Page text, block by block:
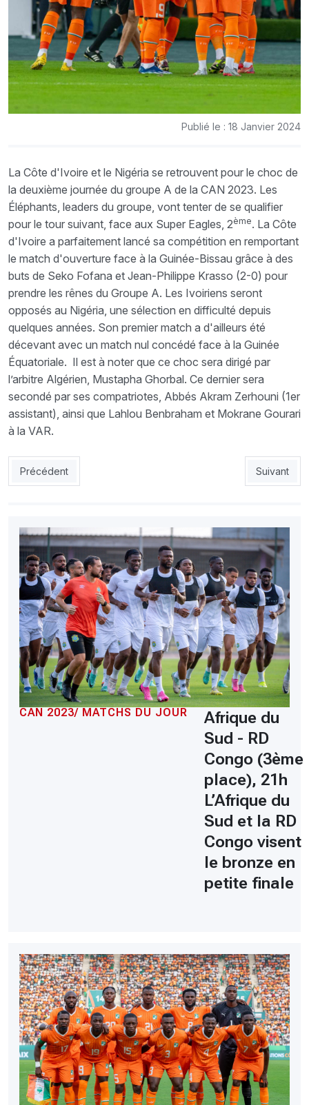
Publié le : 18 Janvier 2024
La Côte d'Ivoire et le Nigéria se retrouvent pour le choc de
la deuxième journée du groupe A de la CAN 2023. Les
Éléphants, leaders du groupe, vont tenter de se qualifier
pour le tour suivant, face aux Super Eagles, 2ème. La Côte
d'Ivoire a parfaitement lancé sa compétition en remportant
le match d'ouverture face à la Guinée-Bissau grâce à des
buts de Seko Fofana et Jean-Philippe Krasso (2-0) pour
prendre les rênes du Groupe A. Les Ivoiriens seront
opposés au Nigéria, une sélection en difficulté depuis
quelques années. Son premier match a d'ailleurs été
décevant avec un match nul concédé face à la Guinée
Équatoriale. Il est à noter que ce choc sera dirigé par
l’arbitre Algérien, Mustapha Ghorbal. Ce dernier sera
secondé par ses compatriotes, Abbés Akram Zerhouni (1er
assistant), ainsi que Lahlou Benbraham et Mokrane Gourari
à la VAR.
Article précédent : Egypte – Ghana (Gr. B), 21h Un duel déjà
Précédent Article
Suivant
CAN 2023/ MATCHS DU JOUR
Afrique du
Sud - RD
Congo (3ème
place), 21h
L’Afrique du
Sud et la RD
Congo visent
le bronze en
petite finale